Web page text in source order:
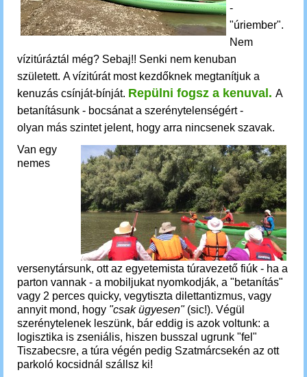
-
"úriember".
Nem
vízitúráztál még? Sebaj!! Senki nem kenuban
született. A vízitúrát most kezdőknek megtanítjuk a
kenuzás csínját-bínját. Repülni fogsz a kenuval. A
betanításunk - bocsánat a szerénytelenségért -
olyan más szintet jelent, hogy arra nincsenek szavak.
Van egy
nemes
versenytársunk, ott az egyetemista túravezető fiúk - ha a
parton vannak - a mobiljukat nyomkodják, a "betanítás"
vagy 2 perces quicky, vegytiszta dilettantizmus, vagy
annyit mond, hogy "csak ügyesen"(sic!). Végül
szerénytelenek leszünk, bár eddig is azok voltunk: a
logisztika is zseniális, hiszen busszal ugrunk "fel"
Tiszabecsre, a túra végén pedig Szatmárcsekén az ott
parkoló kocsidnál szállsz ki!